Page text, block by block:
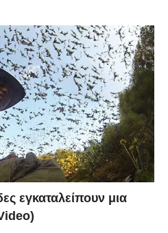
εγκαταλείπουν μια